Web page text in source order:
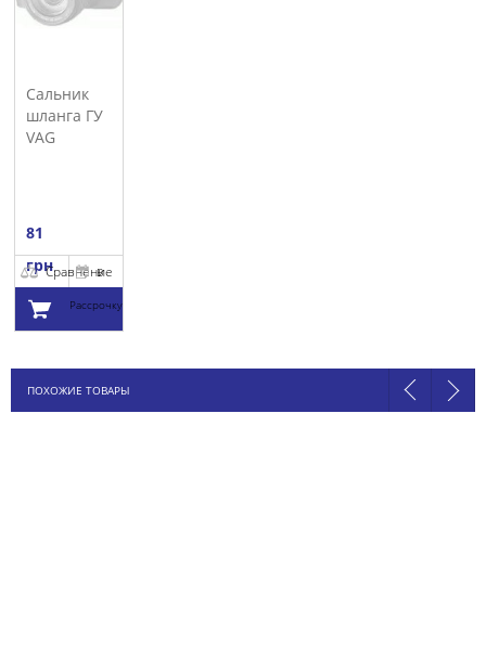
Сальник
шланга ГУ
VAG
81
грнСравнение
В
Рассрочку
корзину
ПОХОЖИЕ ТОВАРЫ